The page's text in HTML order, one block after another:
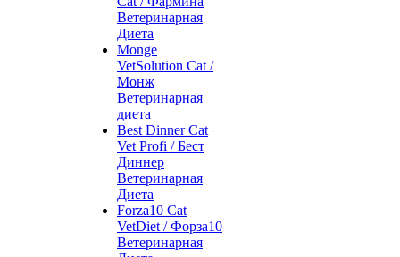
Ветеринарная
Диета
Monge
VetSolution Cat /
Монж
Ветеринарная
диета
Best Dinner Cat
Vet Profi / Бест
Диннер
Ветеринарная
Диета
Forza10 Cat
VetDiet / Форза10
Ветеринарная